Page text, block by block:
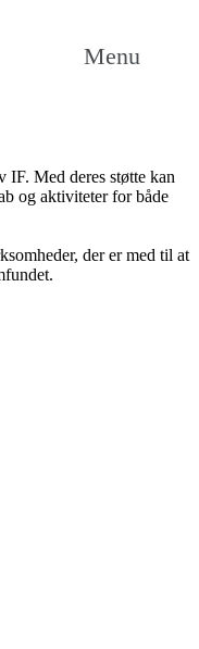
Menu
IF. Med deres støtte kan
og aktiviteter for både
der er med til at